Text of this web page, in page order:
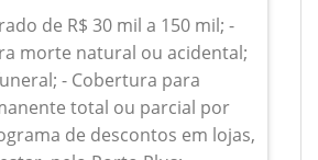
de R$ 30 mil a 150 mil; -
morte natural ou acidental;
- Cobertura para
total ou parcial por
de descontos em lojas,